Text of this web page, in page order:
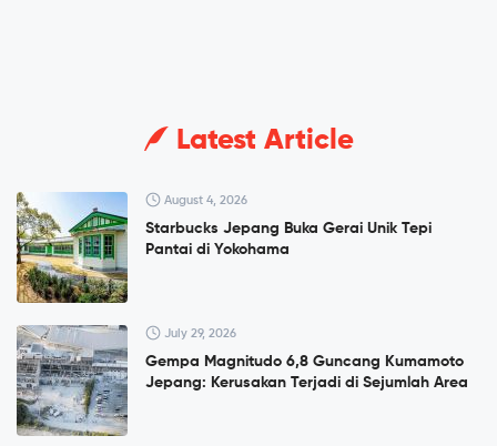
Latest Article
August 4, 2026
Starbucks Jepang Buka Gerai Unik Tepi
Pantai di Yokohama
July 29, 2026
Gempa Magnitudo 6,8 Guncang Kumamoto
Jepang: Kerusakan Terjadi di Sejumlah Area